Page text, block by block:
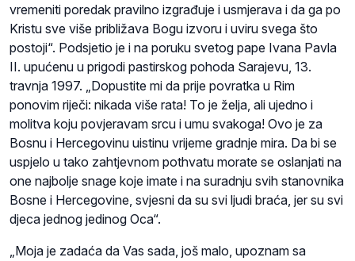
vremeniti poredak pravilno izgrađuje i usmjerava i da ga po
Kristu sve više približava Bogu izvoru i uviru svega što
postoji“. Podsjetio je i na poruku svetog pape Ivana Pavla
II. upućenu u prigodi pastirskog pohoda Sarajevu, 13.
travnja 1997. „Dopustite mi da prije povratka u Rim
ponovim riječi: nikada više rata! To je želja, ali ujedno i
molitva koju povjeravam srcu i umu svakoga! Ovo je za
Bosnu i Hercegovinu uistinu vrijeme gradnje mira. Da bi se
uspjelo u tako zahtjevnom pothvatu morate se oslanjati na
one najbolje snage koje imate i na suradnju svih stanovnika
Bosne i Hercegovine, svjesni da su svi ljudi braća, jer su svi
djeca jednog jedinog Oca“.
„Moja je zadaća da Vas sada, još malo, upoznam sa